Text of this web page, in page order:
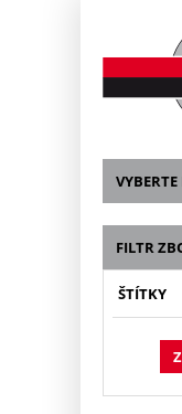
FILTR
ŠTÍTKY